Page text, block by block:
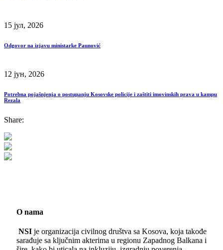
15 јул, 2026
Odgovor na izjavu ministarke Paunović
12 јун, 2026
Potrebna pojašnjenja o postupanju Kosovske policije i zaštiti imovinskih prava u kampu
Rezala
Share:
O nama
NSI je organizacija civilnog društva sa Kosova, koja takođe
sarađuje sa ključnim akterima u regionu Zapadnog Balkana i